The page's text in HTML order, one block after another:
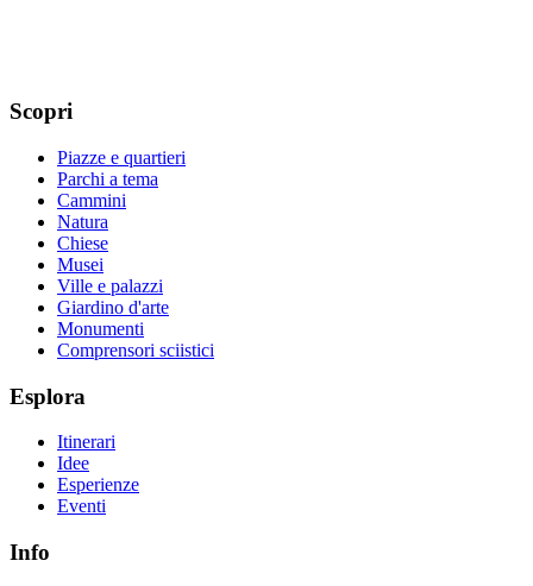
Scopri
Piazze e quartieri
Parchi a tema
Cammini
Natura
Chiese
Musei
Ville e palazzi
Giardino d'arte
Monumenti
Comprensori sciistici
Esplora
Itinerari
Idee
Esperienze
Eventi
Info